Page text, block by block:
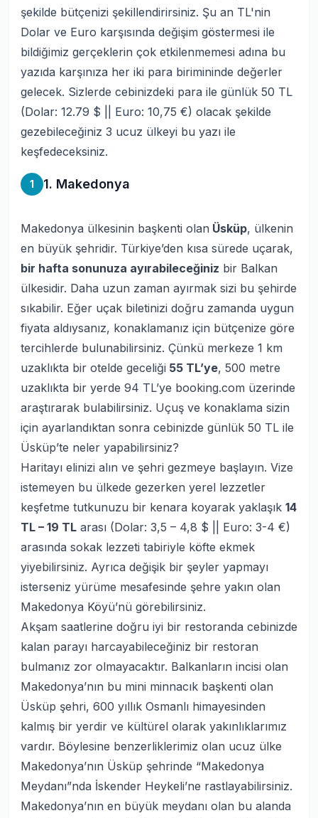
şekilde bütçenizi şekillendirirsiniz. Şu an TL'nin
Dolar ve Euro karşısında değişim göstermesi ile
bildiğimiz gerçeklerin çok etkilenmemesi adına bu
yazıda karşınıza her iki para birimininde değerler
gelecek. Sizlerde cebinizdeki para ile günlük 50 TL
(Dolar: 12.79 $ || Euro: 10,75 €) olacak şekilde
gezebileceğiniz 3 ucuz ülkeyi bu yazı ile
keşfedeceksiniz.
1 1. Makedonya
Makedonya ülkesinin başkenti olan Üsküp, ülkenin
en büyük şehridir. Türkiye’den kısa sürede uçarak,
bir hafta sonunuza ayırabileceğiniz bir Balkan
ülkesidir. Daha uzun zaman ayırmak sizi bu şehirde
sıkabilir. Eğer uçak biletinizi doğru zamanda uygun
fiyata aldıysanız, konaklamanız için bütçenize göre
tercihlerde bulunabilirsiniz. Çünkü merkeze 1 km
uzaklıkta bir otelde geceliği 55 TL’ye, 500 metre
uzaklıkta bir yerde 94 TL’ye booking.com üzerinde
araştırarak bulabilirsiniz. Uçuş ve konaklama sizin
için ayarlandıktan sonra cebinizde günlük 50 TL ile
Üsküp’te neler yapabilirsiniz?
Haritayı elinizi alın ve şehri gezmeye başlayın. Vize
istemeyen bu ülkede gezerken yerel lezzetler
keşfetme tutkunuzu bir kenara koyarak yaklaşık 14
TL – 19 TL arası (Dolar: 3,5 – 4,8 $ || Euro: 3-4 €)
arasında sokak lezzeti tabiriyle köfte ekmek
yiyebilirsiniz. Ayrıca değişik bir şeyler yapmayı
isterseniz yürüme mesafesinde şehre yakın olan
Makedonya Köyü’nü görebilirsiniz.
Akşam saatlerine doğru iyi bir restoranda cebinizde
kalan parayı harcayabileceğiniz bir restoran
bulmanız zor olmayacaktır. Balkanların incisi olan
Makedonya’nın bu mini minnacık başkenti olan
Üsküp şehri, 600 yıllık Osmanlı himayesinden
kalmış bir yerdir ve kültürel olarak yakınlıklarımız
vardır. Böylesine benzerliklerimiz olan ucuz ülke
Makedonya’nın Üsküp şehrinde “Makedonya
Meydanı”nda İskender Heykeli’ne rastlayabilirsiniz.
Makedonya’nın en büyük meydanı olan bu alanda